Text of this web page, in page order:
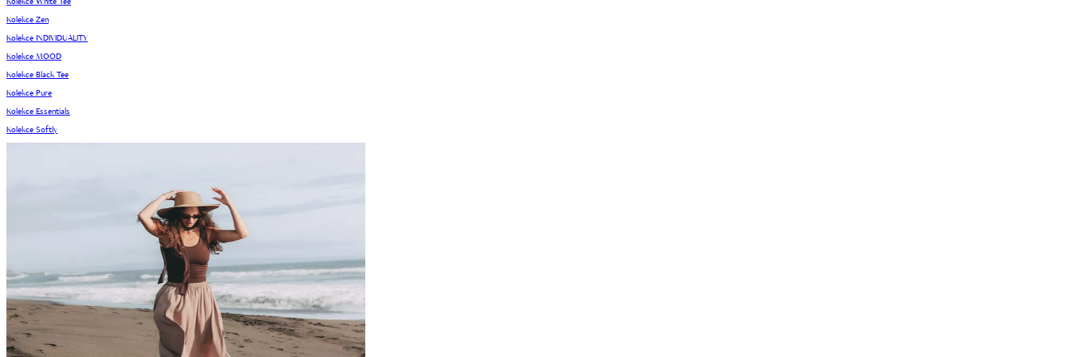
Kolekce Zen
Kolekce INDIVIDUALITY
Kolekce MOOD
Kolekce Black Tee
Kolekce Pure
Kolekce Essentials
Kolekce Softly